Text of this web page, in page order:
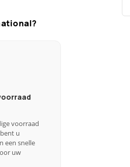
voorraad
u
een snelle
uw